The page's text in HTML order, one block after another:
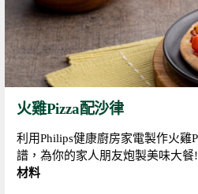
火雞Pizza配沙律
利用Philips健康廚房家電製作火雞
譜，為你的家人朋友炮製美味大餐!
材料